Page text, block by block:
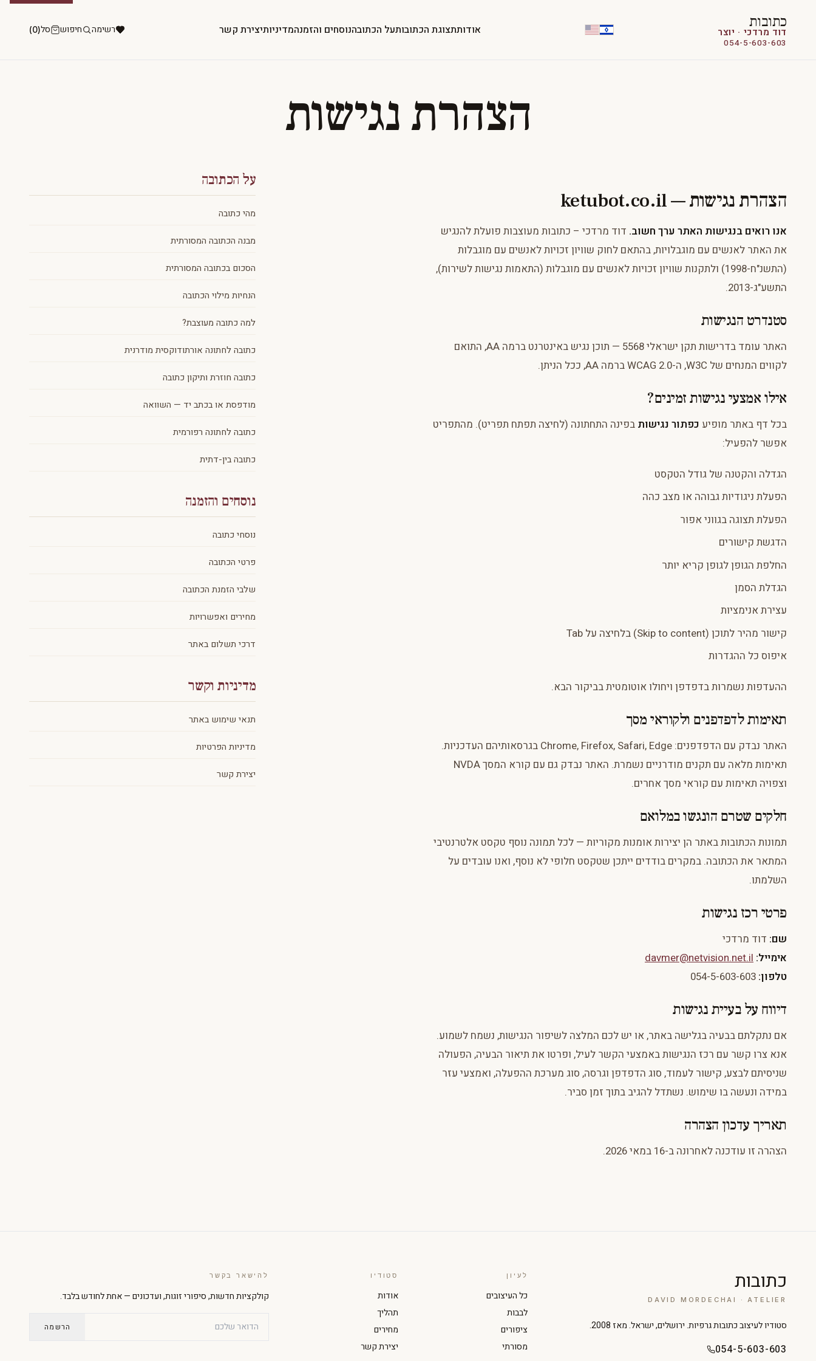
כתובות
דוד מרדכי · יוצר
054-5-603-603
אודותתצוגת הכתובותעל הכתובהנוסחים והזמנהמדיניותיצירת קשר רשימה חיפוש סל(0)
הצהרת נגישות
הצהרת נגישות — ketubot.co.il
אנו רואים בנגישות האתר ערך חשוב. דוד מרדכי – כתובות מעוצבות פועלת להנגיש
את האתר לאנשים עם מוגבלויות, בהתאם לחוק שוויון זכויות לאנשים עם מוגבלות
(התשנ"ח-1998) ולתקנות שוויון זכויות לאנשים עם מוגבלות (התאמות נגישות לשירות),
התשע"ג-2013.
סטנדרט הנגישות
האתר עומד בדרישות תקן ישראלי 5568 — תוכן נגיש באינטרנט ברמה AA, התואם
לקווים המנחים של W3C, ה-WCAG 2.0 ברמה AA, ככל הניתן.
אילו אמצעי נגישות זמינים?
בכל דף באתר מופיע כפתור נגישות בפינה התחתונה (לחיצה תפתח תפריט). מהתפריט
אפשר להפעיל:
הגדלה והקטנה של גודל הטקסט
הפעלת ניגודיות גבוהה או מצב כהה
הפעלת תצוגה בגווני אפור
הדגשת קישורים
החלפת הגופן לגופן קריא יותר
הגדלת הסמן
עצירת אנימציות
קישור מהיר לתוכן (Skip to content) בלחיצה על Tab
איפוס כל ההגדרות
ההעדפות נשמרות בדפדפן ויחולו אוטומטית בביקור הבא.
תאימות לדפדפנים ולקוראי מסך
האתר נבדק עם הדפדפנים: Chrome, Firefox, Safari, Edge בגרסאותיהם העדכניות.
תאימות מלאה עם תקנים מודרניים נשמרת. האתר נבדק גם עם קורא המסך NVDA
וצפויה תאימות עם קוראי מסך אחרים.
חלקים שטרם הונגשו במלואם
תמונות הכתובות באתר הן יצירות אומנות מקוריות — לכל תמונה נוסף טקסט אלטרנטיבי
המתאר את הכתובה. במקרים בודדים ייתכן שטקסט חלופי לא נוסף, ואנו עובדים על
השלמתו.
פרטי רכז נגישות
שם: דוד מרדכי
אימייל: davmer@netvision.net.il
טלפון:
דיווח על בעיית נגישות
אם נתקלתם בבעיה בגלישה באתר, או יש לכם המלצה לשיפור הנגישות, נשמח לשמוע.
אנא צרו קשר עם רכז הנגישות באמצעי הקשר לעיל, ופרטו את תיאור הבעיה, הפעולה
שניסיתם לבצע, קישור לעמוד, סוג הדפדפן וגרסה, סוג מערכת ההפעלה, ואמצעי עזר
במידה ונעשה בו שימוש. נשתדל להגיב בתוך זמן סביר.
תאריך עדכון הצהרה
הצהרה זו עודכנה לאחרונה ב-16 במאי 2026.
על הכתובה
מהי כתובה
מבנה הכתובה המסורתית
הסכום בכתובה המסורתית
הנחיות מילוי הכתובה
למה כתובה מעוצבת?
כתובה לחתונה אורתודוקסית מודרנית
כתובה חוזרת ותיקון כתובה
מודפסת או בכתב יד — השוואה
כתובה לחתונה רפורמית
כתובה בין-דתית
נוסחים והזמנה
נוסחי כתובה
פרטי הכתובה
שלבי הזמנת הכתובה
מחירים ואפשרויות
דרכי תשלום באתר
מדיניות וקשר
תנאי שימוש באתר
מדיניות הפרטיות
יצירת קשר
כתובות
DAVID MORDECHAI · ATELIER
סטודיו לעיצוב כתובות גרפיות. ירושלים, ישראל. מאז 2008.
054-5-603-603
לעיון
כל העיצובים
לבבות
ציפורים
מסורתי
סטודיו
אודות
תהליך
מחירים
יצירת קשר
להישאר בקשר
קולקציות חדשות, סיפורי זוגות, ועדכונים — אחת לחודש בלבד.
הרשמה